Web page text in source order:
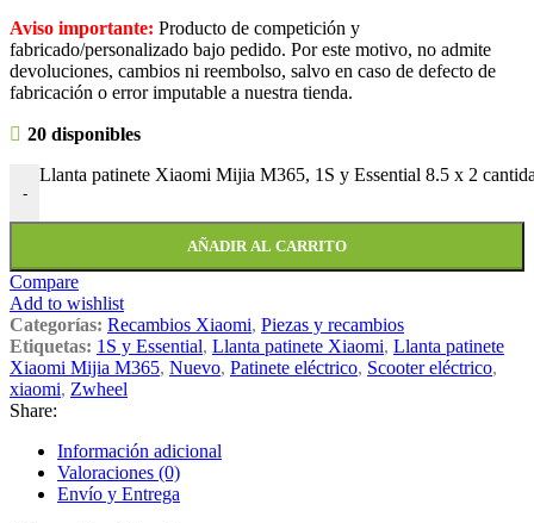
Aviso importante: Producto de competición y
fabricado/personalizado bajo pedido. Por este motivo, no admite
devoluciones, cambios ni reembolso, salvo en caso de defecto de
fabricación o error imputable a nuestra tienda.
20 disponibles
-
Llanta patinete Xiaomi Mijia M365, 1S y Essential 8.5 x 2
AÑADIR AL CARRITO
Compare
Add to wishlist
Categorías: Recambios Xiaomi, Piezas y recambios
Etiquetas: 1S y Essential, Llanta patinete Xiaomi, Llanta patinete
Xiaomi Mijia M365, Nuevo, Patinete eléctrico, Scooter eléctrico,
xiaomi, Zwheel
Share:
Información adicional
Valoraciones (0)
Envío y Entrega